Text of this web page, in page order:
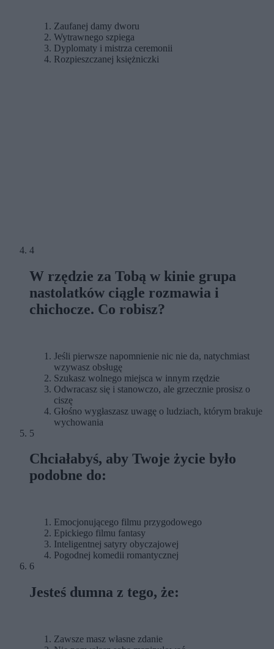
Zaufanej damy dworu
Wytrawnego szpiega
Dyplomaty i mistrza ceremonii
Rozpieszczanej księżniczki
4
W rzędzie za Tobą w kinie grupa
nastolatków ciągle rozmawia i
chichocze. Co robisz?
Jeśli pierwsze napomnienie nic nie da, natychmiast
wzywasz obsługę
Szukasz wolnego miejsca w innym rzędzie
Odwracasz się i stanowczo, ale grzecznie prosisz o
ciszę
Głośno wygłaszasz uwagę o ludziach, którym brakuje
wychowania
5
Chciałabyś, aby Twoje życie było
podobne do:
Emocjonującego filmu przygodowego
Epickiego filmu fantasy
Inteligentnej satyry obyczajowej
Pogodnej komedii romantycznej
6
Jesteś dumna z tego, że:
Zawsze masz własne zdanie